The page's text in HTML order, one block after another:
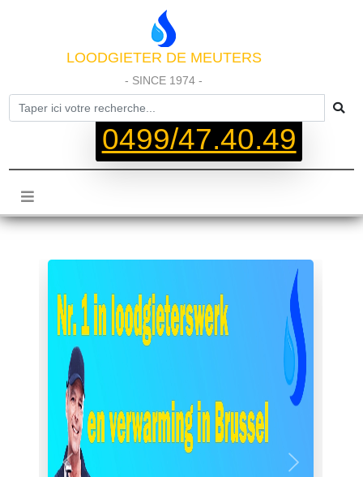
LOODGIETER DE MEUTERS
- SINCE 1974 -
0499/47.40.49
Précédent Suivant